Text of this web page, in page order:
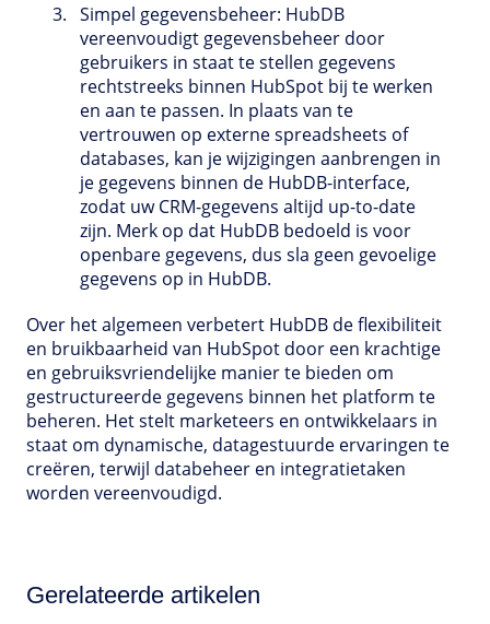
Simpel gegevensbeheer: HubDB
vereenvoudigt gegevensbeheer door
gebruikers in staat te stellen gegevens
rechtstreeks binnen HubSpot bij te werken
en aan te passen. In plaats van te
vertrouwen op externe spreadsheets of
databases, kan je wijzigingen aanbrengen in
je gegevens binnen de HubDB-interface,
zodat uw CRM-gegevens altijd up-to-date
zijn. Merk op dat HubDB bedoeld is voor
openbare gegevens, dus sla geen gevoelige
gegevens op in HubDB.
Over het algemeen verbetert HubDB de flexibiliteit
en bruikbaarheid van HubSpot door een krachtige
en gebruiksvriendelijke manier te bieden om
gestructureerde gegevens binnen het platform te
beheren. Het stelt marketeers en ontwikkelaars in
staat om dynamische, datagestuurde ervaringen te
creëren, terwijl databeheer en integratietaken
worden vereenvoudigd.
Gerelateerde artikelen